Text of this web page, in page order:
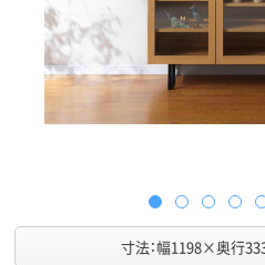
寸法：幅1198×奥行